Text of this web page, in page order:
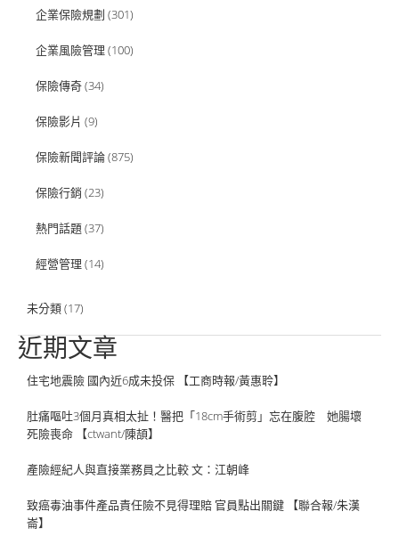
企業保險規劃 (301)
企業風險管理 (100)
保險傳奇(34)
保險影片 (9)
保險新聞評論(875)
保險行銷 (23)
熱門話題(37)
經營管理 (14)
未分類(17)
近期文章
住宅地震險 國內近6成未投保 【工商時報/黃惠聆】
肚痛嘔吐3個月真相太扯！醫把「18cm手術剪」忘在腹腔 她腸壞
死險喪命 【ctwant/陳頡】
產險經紀人與直接業務員之比較 文：江朝峰
致癌毒油事件產品責任險不見得理賠 官員點出關鍵 【聯合報/朱漢
崙】